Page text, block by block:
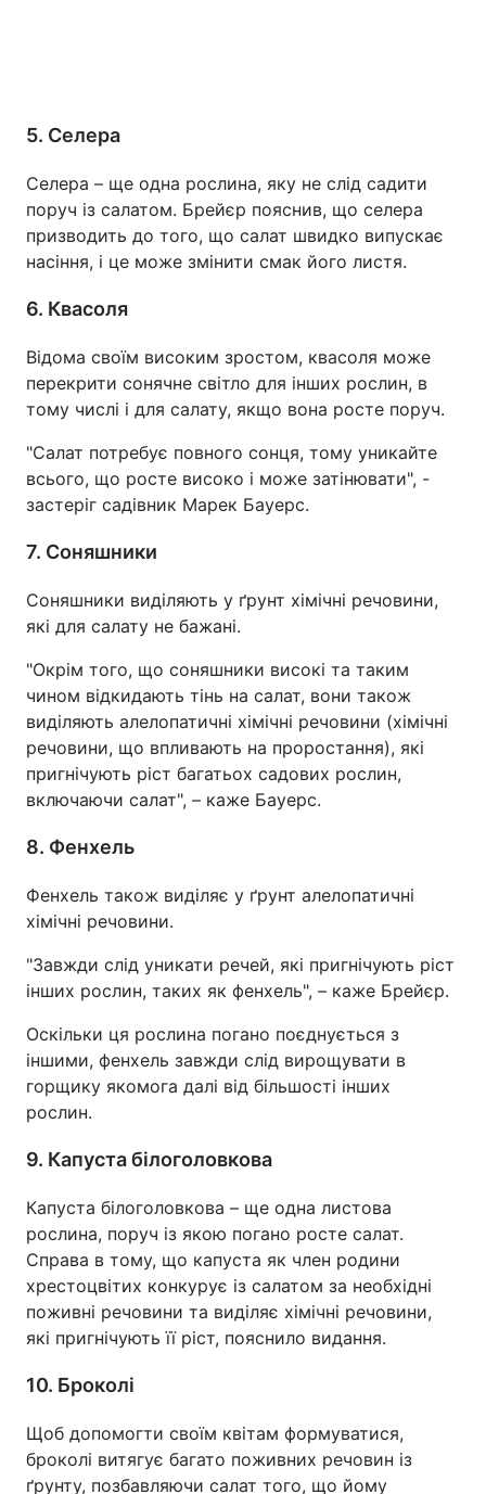
5. Селера
Селера – ще одна рослина, яку не слід садити
поруч із салатом. Брейєр пояснив, що селера
призводить до того, що салат швидко випускає
насіння, і це може змінити смак його листя.
6. Квасоля
Відома своїм високим зростом, квасоля може
перекрити сонячне світло для інших рослин, в
тому числі і для салату, якщо вона росте поруч.
"Салат потребує повного сонця, тому уникайте
всього, що росте високо і може затінювати", -
застеріг садівник Марек Бауерс.
7. Соняшники
Соняшники виділяють у ґрунт хімічні речовини,
які для салату не бажані.
"Окрім того, що соняшники високі та таким
чином відкидають тінь на салат, вони також
виділяють алелопатичні хімічні речовини (хімічні
речовини, що впливають на проростання), які
пригнічують ріст багатьох садових рослин,
включаючи салат", – каже Бауерс.
8. Фенхель
Фенхель також виділяє у ґрунт алелопатичні
хімічні речовини.
"Завжди слід уникати речей, які пригнічують ріст
інших рослин, таких як фенхель", – каже Брейєр.
Оскільки ця рослина погано поєднується з
іншими, фенхель завжди слід вирощувати в
горщику якомога далі від більшості інших
рослин.
9. Капуста білоголовкова
Капуста білоголовкова – ще одна листова
рослина, поруч із якою погано росте салат.
Справа в тому, що капуста як член родини
хрестоцвітих конкурує із салатом за необхідні
поживні речовини та виділяє хімічні речовини,
які пригнічують її ріст, пояснило видання.
10. Броколі
Щоб допомогти своїм квітам формуватися,
броколі витягує багато поживних речовин із
ґрунту, позбавляючи салат того, що йому